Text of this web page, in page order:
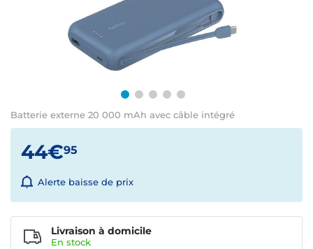
Batterie externe 20 000 mAh avec câble intégré
44€95
Alerte baisse de prix
Livraison à domicile
En stock